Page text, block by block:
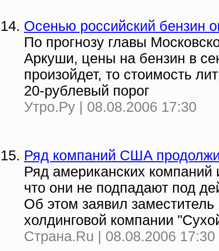
Осенью российский бензин
По прогнозу главы
Аркуши, цены на бензин в
произойдет, то стоимость
20-рублевый порог
Утро.Ру | 08.08.2006 17:30
Ряд компаний США
Ряд американских
что они не подпадают под
Об этом заявил
холдинговой компании
Страна.Ru | 08.08.2006 17:30